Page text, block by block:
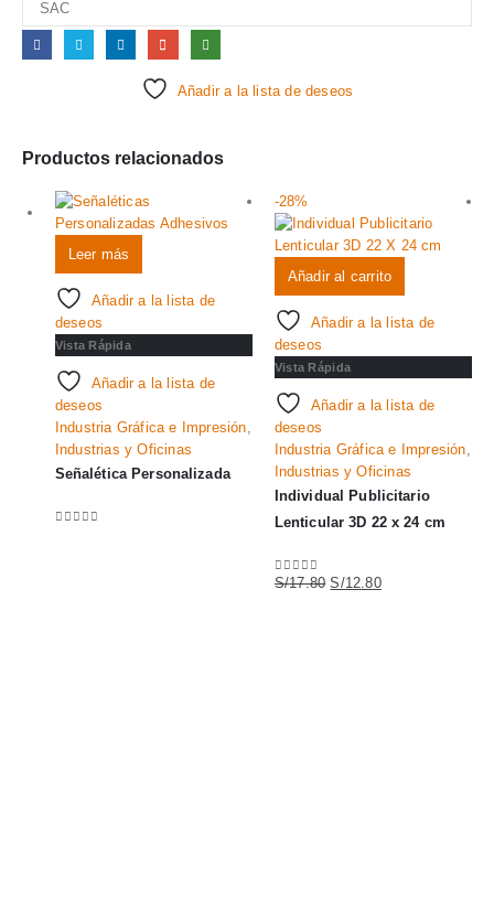
Añadir a la lista de deseos
Productos relacionados
Leer más
Añadir a la lista de
deseos
Vista Rápida
Añadir a la lista de
deseos
Industria Gráfica e Impresión,
Industrias y Oficinas
Señalética Personalizada
-28%
Añadir al carrito
Añadir a la lista de
deseos
Vista Rápida
Añadir a la lista de
deseos
Industria Gráfica e Impresión,
Industrias y Oficinas
Individual Publicitario
Lenticular 3D 22 x 24 cm
0out of 5
S/17.80 El
S/12.80El